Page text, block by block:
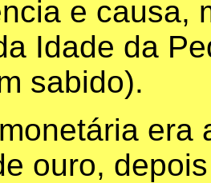
e causa,
Idade da
sabido).
era
ouro,